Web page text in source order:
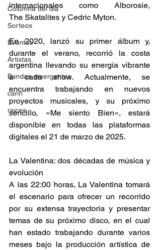
Columna del día
Sorteos
Eventos
Artistas
Bandas emergentes
cann
raices
internacionales como Alborosie,
The Skatalites y Cedric Myton.
En 2020, lanzó su primer álbum y,
durante el verano, recorrió la costa
argentina llevando su energía vibrante
a cada show. Actualmente, se
encuentra trabajando en nuevos
proyectos musicales, y su próximo
sencillo, «Me siento Bien», estará
disponible en todas las plataformas
digitales el 21 de marzo de 2025. ​
La Valentina: dos décadas de música y
evolución
A las 22:00 horas, La Valentina tomará
el escenario para ofrecer un recorrido
por su extensa trayectoria y presentar
temas de su próximo disco, en el cual
han estado trabajando durante varios
meses bajo la producción artística de